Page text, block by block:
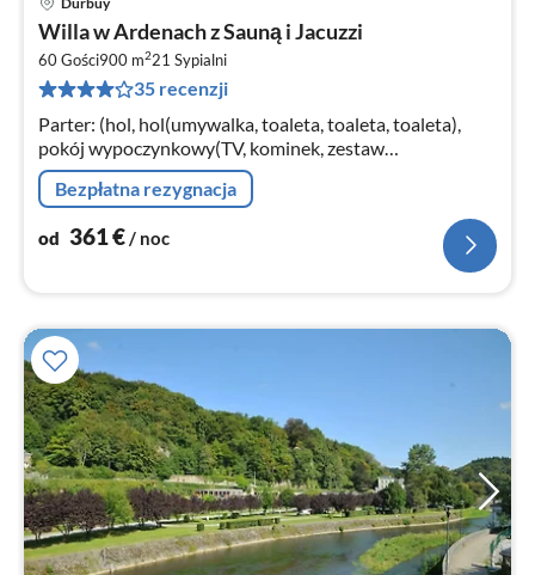
Willa w Ardenach z Sauną i Jacuzzi
60 Gości900 m221 Sypialni
35 recenzji
Parter: (hol, hol(umywalka, toaleta, toaleta, toaleta),
pokój wypoczynkowy(TV, kominek, zestaw
wypoczynkowy), jadalnia(stół jadalniany, system stereo,
bar, balkon lub taras)
Bezpłatna rezygnacja
od 361€ / noc